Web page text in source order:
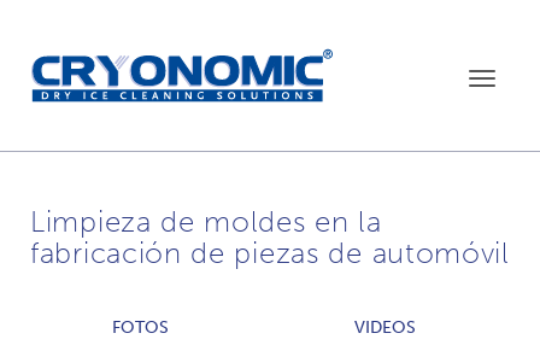
Toggle
Limpieza de moldes en la
fabricación de piezas de automóvil
FOTOS VIDEOS